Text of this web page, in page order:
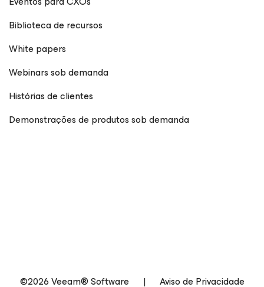
Biblioteca de recursos
White papers
Webinars sob demanda
Histórias de clientes
Demonstrações de produtos sob demanda
©2026 Veeam® Software | Aviso de Privacidade